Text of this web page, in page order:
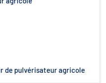
de pulvérisateur agricole